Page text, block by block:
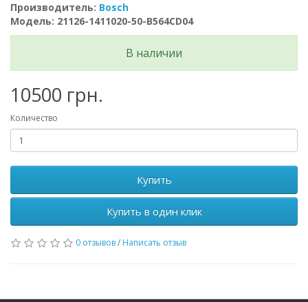
Производитель: Bosch
Модель: 21126-1411020-50-B564CD04
В наличии
10500 грн.
Количество
Купить
Купить в один клик
0 отзывов/ Написать отзыв